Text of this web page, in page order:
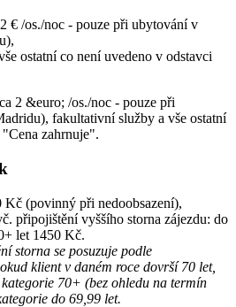
€ /os./noc - pouze při ubytování v
ostatní co není uvedeno v odstavci
2 &euro; /os./noc - pouze při
fakultativní služby a vše ostatní
zahrnuje".
(povinný při nedoobsazení),
připojištění vyššího storna zájezdu: do
let 1450 Kč.
storna se posuzuje podle
klient v daném roce dovrší 70 let,
70+ (bez ohledu na termín
do 69,99 let.